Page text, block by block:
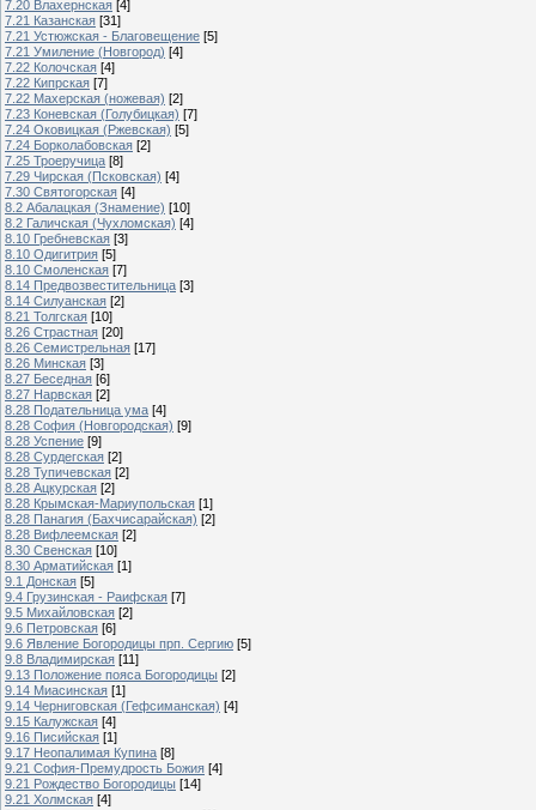
7.20 Влахернская [4]
7.21 Казанская [31]
7.21 Устюжская - Благовещение [5]
7.21 Умиление (Новгород) [4]
7.22 Колочская [4]
7.22 Кипрская [7]
7.22 Махерская (ножевая) [2]
7.23 Коневская (Голубицкая) [7]
7.24 Оковицкая (Ржевская) [5]
7.24 Борколабовская [2]
7.25 Троеручица [8]
7.29 Чирская (Псковская) [4]
7.30 Святогорская [4]
8.2 Абалацкая (Знамение) [10]
8.2 Галичская (Чухломская) [4]
8.10 Гребневская [3]
8.10 Одигитрия [5]
8.10 Смоленская [7]
8.14 Предвозвестительница [3]
8.14 Силуанская [2]
8.21 Толгская [10]
8.26 Страстная [20]
8.26 Семистрельная [17]
8.26 Минская [3]
8.27 Беседная [6]
8.27 Нарвская [2]
8.28 Подательница ума [4]
8.28 София (Новгородская) [9]
8.28 Успение [9]
8.28 Сурдегская [2]
8.28 Тупичевская [2]
8.28 Ацкурская [2]
8.28 Крымская-Мариупольская [1]
8.28 Панагия (Бахчисарайская) [2]
8.28 Вифлеемская [2]
8.30 Свенская [10]
8.30 Арматийская [1]
9.1 Донская [5]
9.4 Грузинская - Раифская [7]
9.5 Михайловская [2]
9.6 Петровская [6]
9.6 Явление Богородицы прп. Сергию [5]
9.8 Владимирская [11]
9.13 Положение пояса Богородицы [2]
9.14 Миасинская [1]
9.14 Черниговская (Гефсиманская) [4]
9.15 Калужская [4]
9.16 Писийская [1]
9.17 Неопалимая Купина [8]
9.21 София-Премудрость Божия [4]
9.21 Рождество Богородицы [14]
9.21 Холмская [4]